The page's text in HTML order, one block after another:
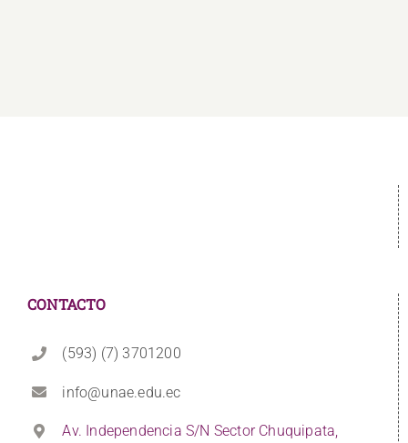
CONTACTO
(593) (7) 3701200
info@unae.edu.ec
Av. Independencia S/N Sector Chuquipata,